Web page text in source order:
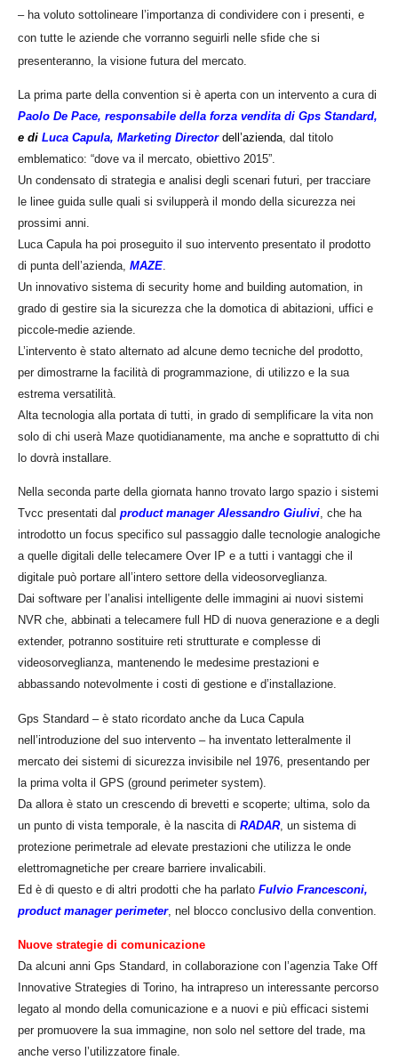
– ha voluto sottolineare l’importanza di condividere con i presenti, e
con tutte le aziende che vorranno seguirli nelle sfide che si
presenteranno, la visione futura del mercato.
La prima parte della convention si è aperta con un intervento a cura di
Paolo De Pace, responsabile della forza vendita di Gps Standard,
e di Luca Capula, Marketing Director dell’azienda , dal titolo
emblematico: “dove va il mercato, obiettivo 2015”.
Un condensato di strategia e analisi degli scenari futuri, per tracciare
le linee guida sulle quali si svilupperà il mondo della sicurezza nei
prossimi anni.
Luca Capula ha poi proseguito il suo intervento presentato il prodotto
di punta dell’azienda, MAZE
Un innovativo sistema di security home and building automation, in
grado di gestire sia la sicurezza che la domotica di abitazioni, uffici e
piccole-medie aziende.
L’intervento è stato alternato ad alcune demo tecniche del prodotto,
per dimostrarne la facilità di programmazione, di utilizzo e la sua
estrema versatilità.
Alta tecnologia alla portata di tutti, in grado di semplificare la vita non
solo di chi userà Maze quotidianamente, ma anche e soprattutto di chi
lo dovrà installare.
Nella seconda parte della giornata hanno trovato largo spazio i sistemi
Tvcc presentati dal product manager Alessandro Giulivi, che ha
introdotto un focus specifico sul passaggio dalle tecnologie analogiche
a quelle digitali delle telecamere Over IP e a tutti i vantaggi che il
digitale può portare all’intero settore della videosorveglianza.
Dai software per l’analisi intelligente delle immagini ai nuovi sistemi
NVR che, abbinati a telecamere full HD di nuova generazione e a degli
extender, potranno sostituire reti strutturate e complesse di
videosorveglianza, mantenendo le medesime prestazioni e
abbassando notevolmente i costi di gestione e d’installazione.
Gps Standard – è stato ricordato anche da Luca Capula
nell’introduzione del suo intervento – ha inventato letteralmente il
mercato dei sistemi di sicurezza invisibile nel 1976, presentando per
la prima volta il GPS (ground perimeter system).
Da allora è stato un crescendo di brevetti e scoperte; ultima, solo da
un punto di vista temporale, è la nascita di RADAR, un sistema di
protezione perimetrale ad elevate prestazioni che utilizza le onde
elettromagnetiche per creare barriere invalicabili.
Ed è di questo e di altri prodotti che ha parlato Fulvio Francesconi,
product manager perimeter, nel blocco conclusivo della convention.
Nuove strategie di comunicazione
Da alcuni anni Gps Standard, in collaborazione con l’agenzia Take Off
Innovative Strategies di Torino, ha intrapreso un interessante percorso
legato al mondo della comunicazione e a nuovi e più efficaci sistemi
per promuovere la sua immagine, non solo nel settore del trade, ma
anche verso l’utilizzatore finale.